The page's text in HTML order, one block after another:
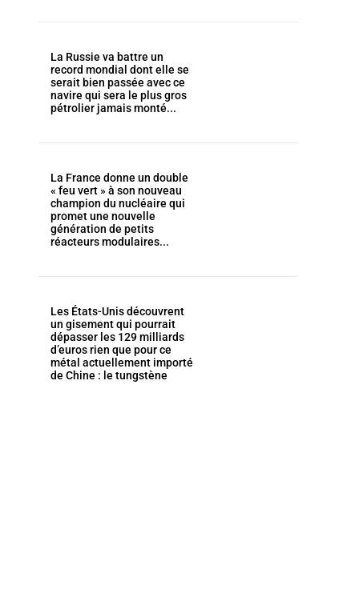
La Russie va battre un
record mondial dont elle se
serait bien passée avec ce
navire qui sera le plus gros
pétrolier jamais monté...
La France donne un double
« feu vert » à son nouveau
champion du nucléaire qui
promet une nouvelle
génération de petits
réacteurs modulaires...
Les États-Unis découvrent
un gisement qui pourrait
dépasser les 129 milliards
d’euros rien que pour ce
métal actuellement importé
de Chine : le tungstène